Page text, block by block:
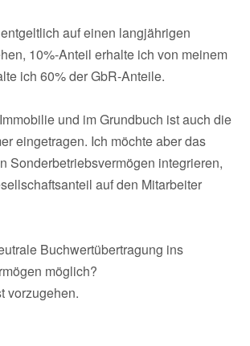
auf einen langjährigen
10%-Anteil erhalte ich von meinem
ich 60% der GbR-Anteile.
und im Grundbuch ist auch die
eingetragen. Ich möchte aber das
Sonderbetriebsvermögen integrieren,
auf den Mitarbeiter
Buchwertübertragung ins
möglich?
vorzugehen.